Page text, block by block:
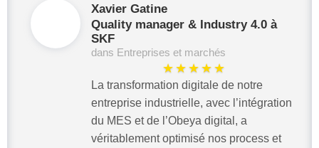
Xavier Gatine
Quality manager & Industry 4.0 à
SKF
dans Entreprises et marchés
★★★★★
La transformation digitale de notre
entreprise industrielle, avec l’intégration
du MES et de l’Obeya digital, a
véritablement optimisé nos process et